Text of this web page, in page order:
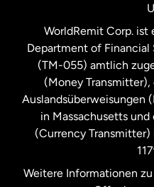
Vereinigte
Vereinigtes
WorldRemit Corp. ist
Department of Financial
(TM-055) amtlich
(Money
Auslandsüberweisungen
in Massachusetts
(Currency Transmitter)
Weitere Informationen